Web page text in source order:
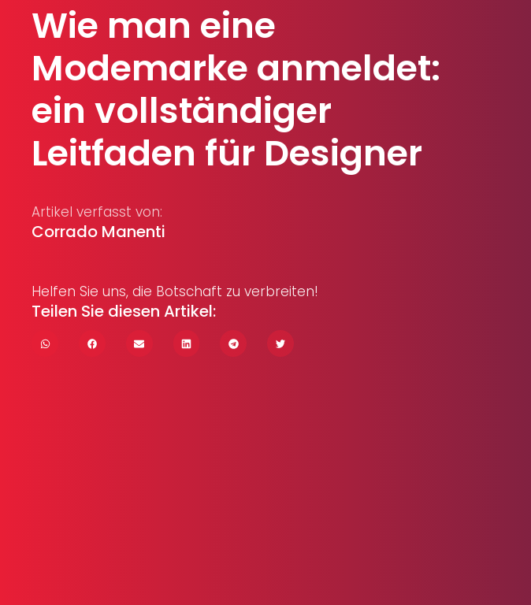
Wie man eine
Modemarke anmeldet:
ein vollständiger
Leitfaden für Designer
Artikel verfasst von:
Corrado Manenti
Helfen Sie uns, die Botschaft zu verbreiten!
Teilen Sie diesen Artikel: